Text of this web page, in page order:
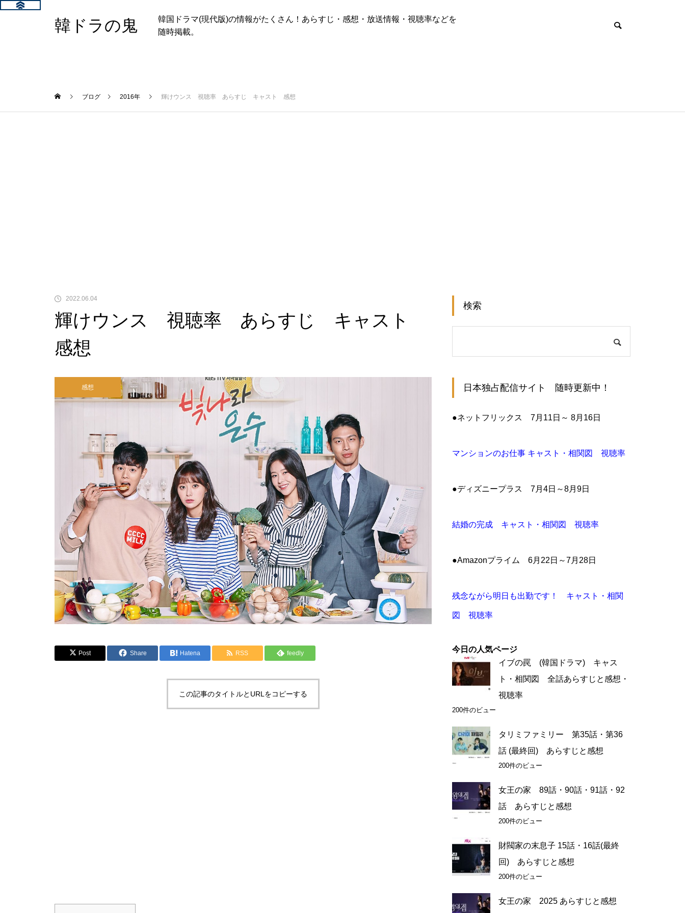
韓ドラの鬼
韓国ドラマ(現代版)の情報がたくさん！あらすじ・感想・放送情報・視聴率などを
随時掲載。
ブログ 2016年 輝けウンス 視聴率 あらすじ キャスト 感想
2022.06.04
輝けウンス 視聴率 あらすじ キャスト
感想
感想
Post Share Hatena RSS feedly
この記事のタイトルとURLをコピーする
検索
日本独占配信サイト 随時更新中！
●ネットフリックス 7月11日～ 8月16日
マンションのお仕事 キャスト・相関図 視聴率
●ディズニープラス 7月4日～8月9日
結婚の完成 キャスト・相関図 視聴率
●Amazonプライム 6月22日～7月28日
残念ながら明日も出勤です！ キャスト・相関
図 視聴率
今日の人気ページ
イブの罠 (韓国ドラマ) キャス
ト・相関図 全話あらすじと感想・
視聴率
200件のビュー
タリミファミリー 第35話・第36
話 (最終回) あらすじと感想
200件のビュー
女王の家 89話・90話・91話・92
話 あらすじと感想
200件のビュー
財閥家の末息子 15話・16話(最終
回) あらすじと感想
200件のビュー
女王の家 2025 あらすじと感想